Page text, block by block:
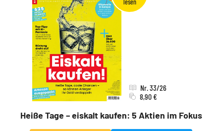
Heiße Tage – eiskalt kaufen: 5 Aktien im Fokus
Nr. 33/26
8,90 €